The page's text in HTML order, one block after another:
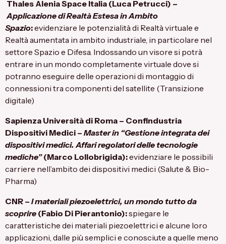
Thales Alenia Space Italia (Luca Petrucci) –
Applicazione di Realtà Estesa in Ambito
Spazio:evidenziare le potenzialità di Realtà virtuale e
Realtà aumentata in ambito industriale, in particolare nel
settore Spazio e Difesa. Indossando un visore si potrà
entrare in un mondo completamente virtuale dove si
potranno eseguire delle operazioni di montaggio di
connessioni tra componenti del satellite (Transizione
digitale)
Sapienza Università di Roma – Confindustria
Dispositivi Medici – Master in “Gestione integrata dei
dispositivi medici. Affari regolatori delle tecnologie
mediche”(Marco Lollobrigida):evidenziare le possibili
carriere nell’ambito dei dispositivi medici (Salute & Bio-
Pharma)
CNR – I materiali piezoelettrici, un mondo tutto da
scoprire (Fabio Di Pierantonio):spiegare le
caratteristiche dei materiali piezoelettrici e alcune loro
applicazioni, dalle più semplici e conosciute a quelle meno